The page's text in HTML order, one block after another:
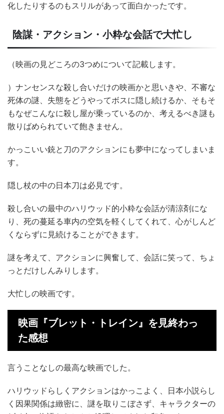
化したりするのもスリルがあって面白かったです。
陰謀・アクション・小粋な会話で大忙し
（映画の見どころの3つめについて記載します。
）ナンセンスな殺し合いだけの映画かと思いきや、不審な
死体の謎、失態をどうやってボスに隠し続けるか、そもそ
もなぜこんなに殺し屋が乗っているのか、考えるべき謎も
散りばめられていて飽きません。
かっこいい銃と刀のアクションにも夢中になってしまいま
す。
隠し杖の中の日本刀は必見です。
殺し合いの最中のハリウッド的小粋な会話が清涼剤にな
り、死の蔓延る車内の空気を軽くしてくれて、心がしんど
くならずに見続けることができます。
謎を考えて、アクションに興奮して、会話に笑って、ちょ
っとだけしんみりします。
大忙しの映画です。
映画『ブレット・トレイン』を見終わっ
た感想
言うことなしの最高な映画でした。
ハリウッドらしくアクションはかっこよく、日本小説らし
く因果関係は緻密に、謎を取りこぼさず、キャラクターの